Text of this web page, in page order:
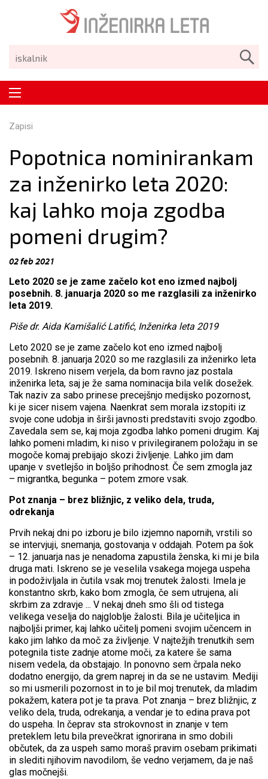
Zapisi
Popotnica nominirankam
za inženirko leta 2020:
kaj lahko moja zgodba
pomeni drugim?
02 feb 2021
Leto 2020 se je zame začelo kot eno izmed najbolj
posebnih. 8. januarja 2020 so me razglasili za inženirko
leta 2019.
Piše dr. Aida Kamišalić Latifić, Inženirka leta 2019
Leto 2020 se je zame začelo kot eno izmed najbolj
posebnih. 8. januarja 2020 so me razglasili za inženirko leta
2019. Iskreno nisem verjela, da bom ravno jaz postala
inženirka leta, saj je že sama nominacija bila velik dosežek.
Tak naziv za sabo prinese precejšnjo medijsko pozornost,
ki je sicer nisem vajena. Naenkrat sem morala izstopiti iz
svoje cone udobja in širši javnosti predstaviti svojo zgodbo.
Zavedala sem se, kaj moja zgodba lahko pomeni drugim. Kaj
lahko pomeni mladim, ki niso v privilegiranem položaju in se
mogoče komaj prebijajo skozi življenje. Lahko jim dam
upanje v svetlejšo in boljšo prihodnost. Če sem zmogla jaz
– migrantka, begunka – potem zmore vsak.
Pot znanja – brez bližnjic, z veliko dela, truda,
odrekanja
Prvih nekaj dni po izboru je bilo izjemno napornih, vrstili so
se intervjuji, snemanja, gostovanja v oddajah. Potem pa šok
– 12. januarja nas je nenadoma zapustila ženska, ki mi je bila
druga mati. Iskreno se je veselila vsakega mojega uspeha
in podoživljala in čutila vsak moj trenutek žalosti. Imela je
konstantno skrb, kako bom zmogla, če sem utrujena, ali
skrbim za zdravje ... V nekaj dneh smo šli od tistega
velikega veselja do najgloblje žalosti. Bila je učiteljica in
najboljši primer, kaj lahko učitelj pomeni svojim učencem in
kako jim lahko da moč za življenje. V najtežjih trenutkih sem
potegnila tiste zadnje atome moči, za katere še sama
nisem vedela, da obstajajo. In ponovno sem črpala neko
dodatno energijo, da grem naprej in da se ne ustavim. Mediji
so mi usmerili pozornost in to je bil moj trenutek, da mladim
pokažem, katera pot je ta prava. Pot znanja – brez bližnjic, z
veliko dela, truda, odrekanja, a vendar je to edina prava pot
do uspeha. In čeprav sta strokovnost in znanje v tem
preteklem letu bila prevečkrat ignorirana in smo dobili
občutek, da za uspeh samo moraš pravim osebam prikimati
in slediti njihovim navodilom, še vedno verjamem, da je naš
glas močnejši.